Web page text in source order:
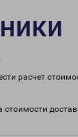
расчет